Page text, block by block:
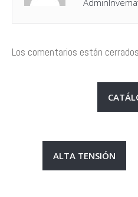
Los comentarios están
ALTA TENSIÓN